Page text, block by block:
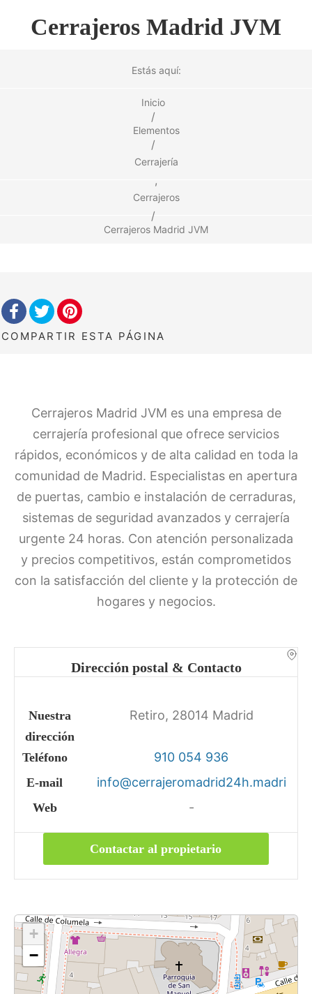
Cerrajeros Madrid JVM
Estás aquí:
Inicio
/
Elementos
/
Cerrajería
,
Cerrajeros
/
Cerrajeros Madrid JVM
COMPARTIR ESTA PÁGINA
Cerrajeros Madrid JVM es una empresa de
cerrajería profesional que ofrece servicios
rápidos, económicos y de alta calidad en toda la
comunidad de Madrid. Especialistas en apertura
de puertas, cambio e instalación de cerraduras,
sistemas de seguridad avanzados y cerrajería
urgente 24 horas. Con atención personalizada
y precios competitivos, están comprometidos
con la satisfacción del cliente y la protección de
hogares y negocios.
Dirección postal & Contacto
Nuestra
dirección
Retiro, 28014 Madrid
Teléfono 910 054 936
E-mail info@cerrajeromadrid24h.madri
Web -
Contactar al propietario
+
−